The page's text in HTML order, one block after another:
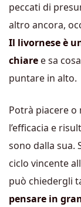
peccati di
altro ancora,
Il livornese è
chiare e sa
puntare in alto.
Potrà piacere o
l’efficacia e
sono dalla sua.
ciclo vincente
può chiedergli
pensare in